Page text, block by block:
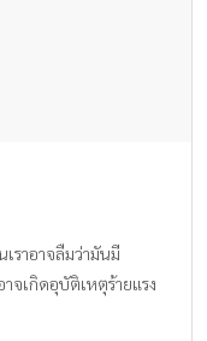
ราอาจลืมว่ามันมี
จเกิดอุบัติเหตุร้ายแรง